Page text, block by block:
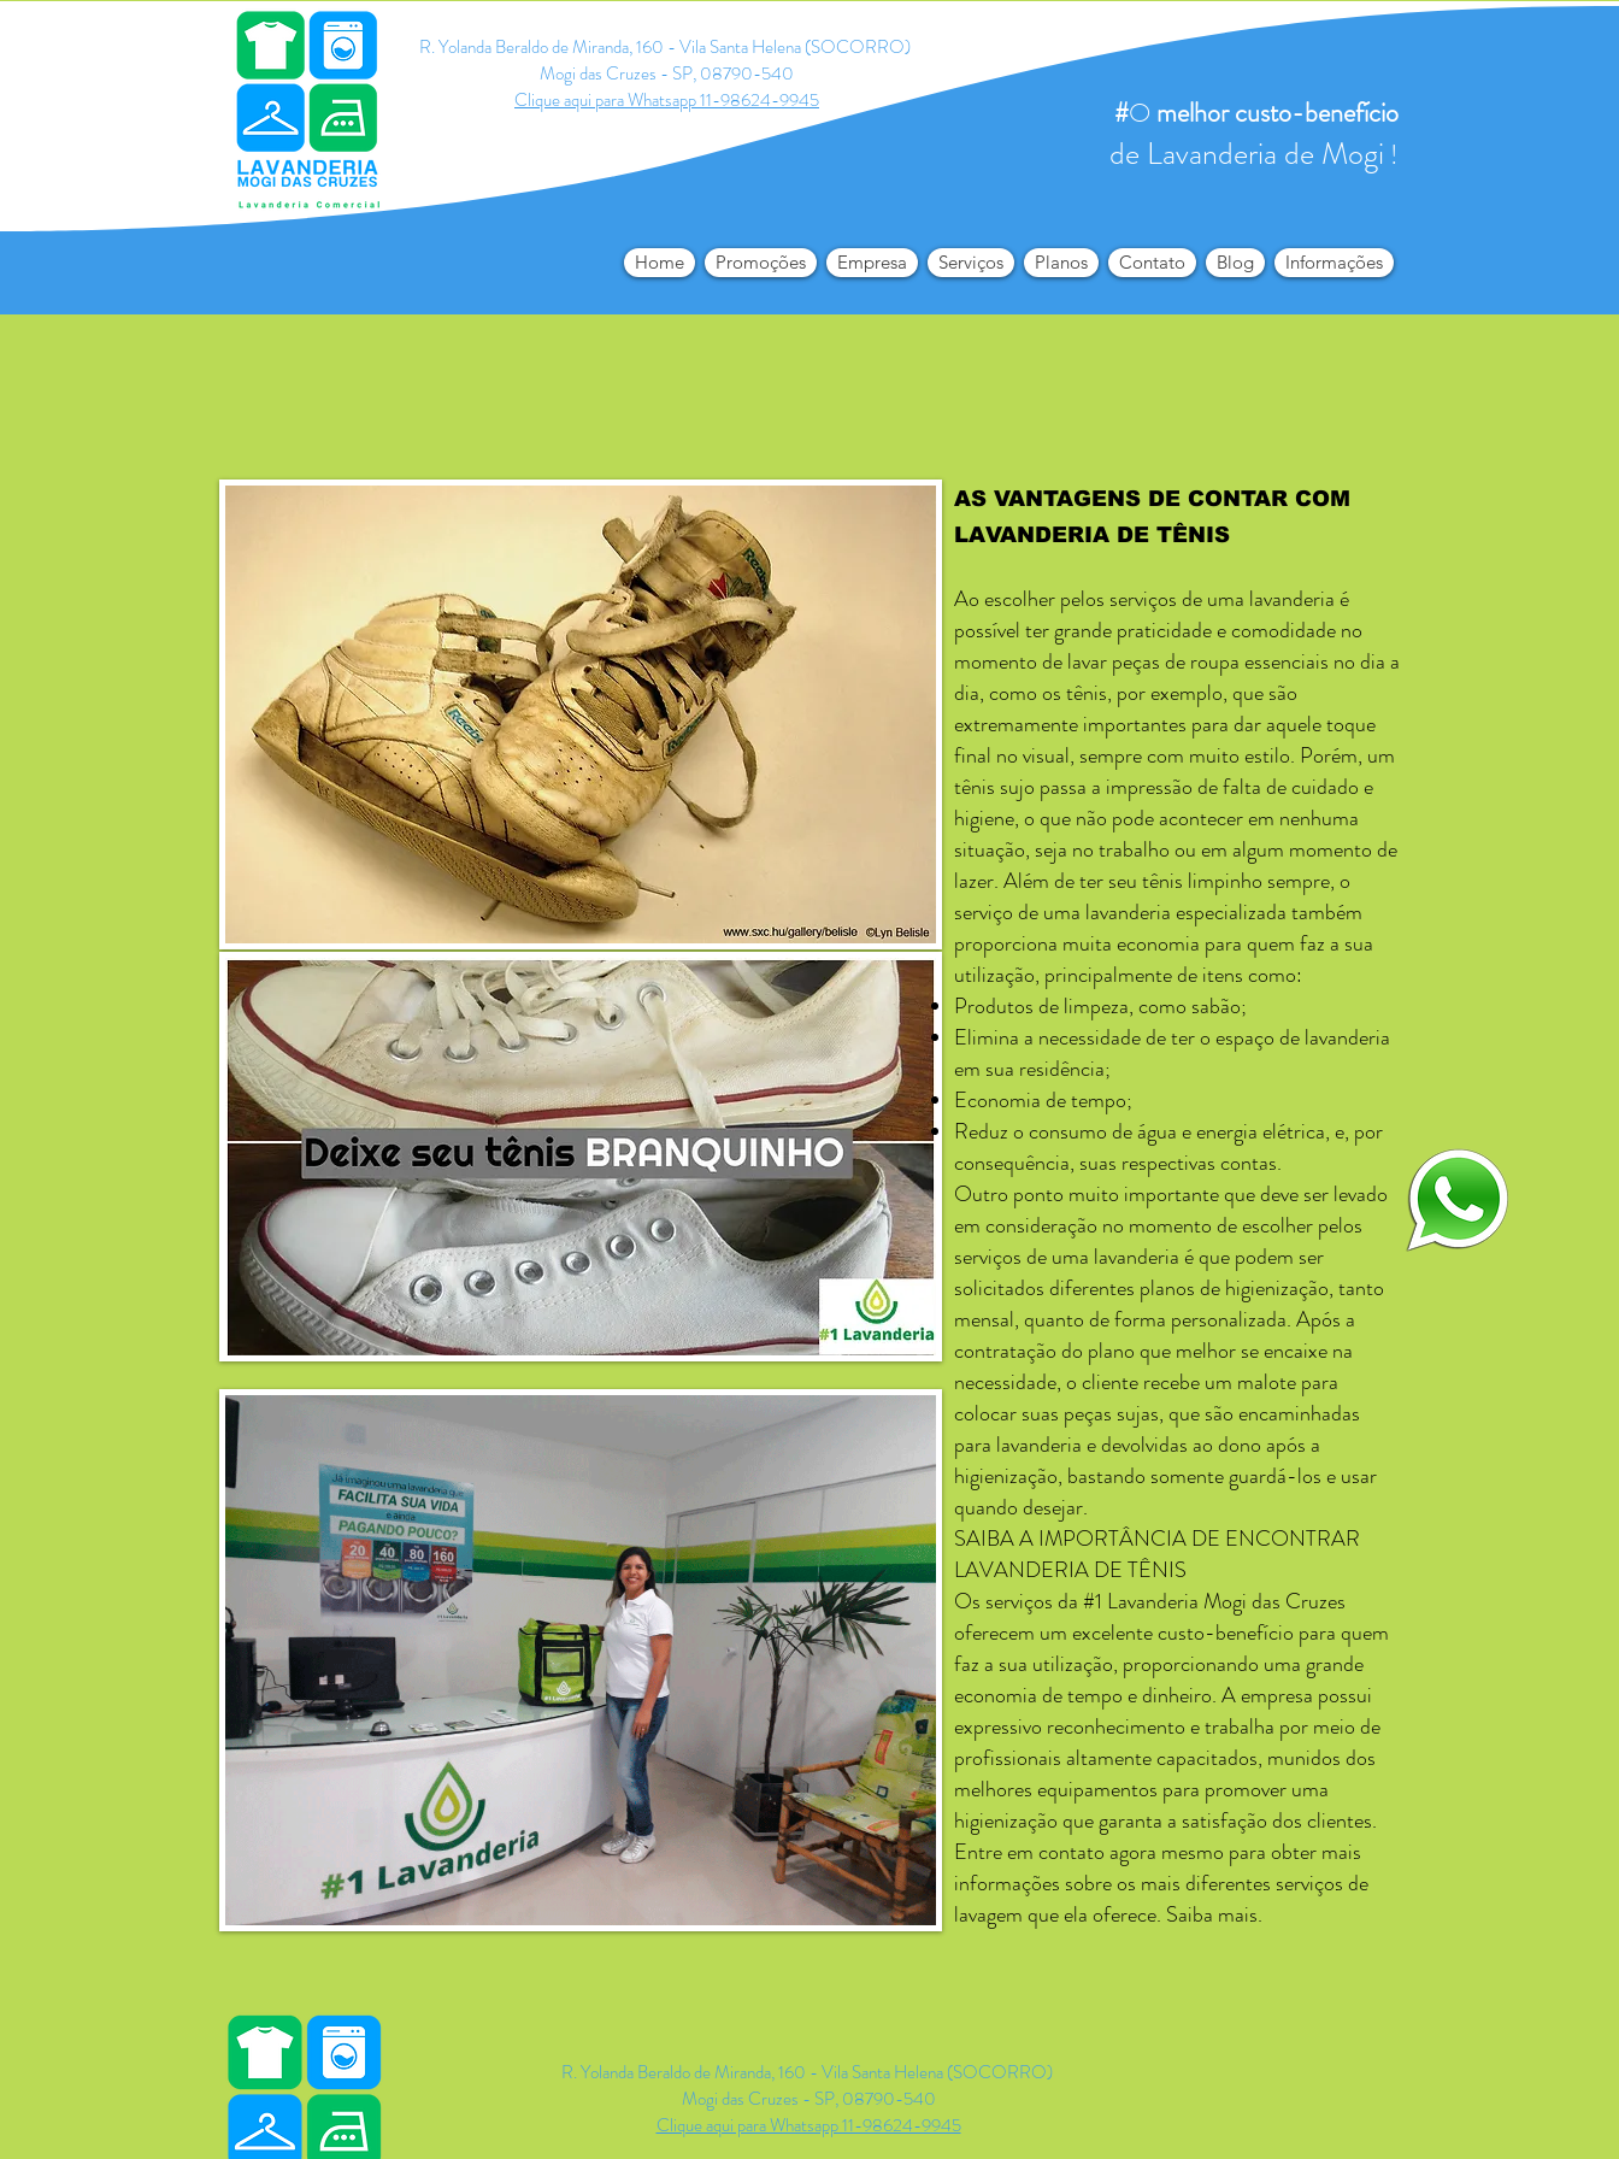
R. Yolanda Beraldo de Miranda, 160 - Vila Santa Helena (SOCORRO)
Mogi das Cruzes - SP, 08790-540
Clique aqui para Whatsapp 11-98624-9945
#O melhorcusto-benefício
de Lavanderia de Mogi !
Home Promoções Empresa Serviços Planos Contato Blog Informações
AS VANTAGENS DE CONTAR COM
LAVANDERIA DE TÊNIS
Ao escolher pelos serviços de uma lavanderia é
possível ter grande praticidade e comodidade no
momento de lavar peças de roupa essenciais no dia a
dia, como os tênis, por exemplo, que são
extremamente importantes para dar aquele toque
final no visual, sempre com muito estilo. Porém, um
tênis sujo passa a impressão de falta de cuidado e
higiene, o que não pode acontecer em nenhuma
situação, seja no trabalho ou em algum momento de
lazer. Além de ter seu tênis limpinho sempre, o
serviço de uma lavanderia especializada também
proporciona muita economia para quem faz a sua
utilização, principalmente de itens como:
Produtos de limpeza, como sabão;
Elimina a necessidade de ter o espaço de lavanderia
em sua residência;
Economia de tempo;
Reduz o consumo de água e energia elétrica, e, por
consequência, suas respectivas contas.
Outro ponto muito importante que deve ser levado
em consideração no momento de escolher pelos
serviços de uma lavanderia é que podem ser
solicitados diferentes planos de higienização, tanto
mensal, quanto de forma personalizada. Após a
contratação do plano que melhor se encaixe na
necessidade, o cliente recebe um malote para
colocar suas peças sujas, que são encaminhadas
para lavanderia e devolvidas ao dono após a
higienização, bastando somente guardá-los e usar
quando desejar.
SAIBA A IMPORTÂNCIA DE ENCONTRAR
LAVANDERIA DE TÊNIS
Os serviços da #1 Lavanderia Mogi das Cruzes
oferecem um excelente custo-benefício para quem
faz a sua utilização, proporcionando uma grande
economia de tempo e dinheiro. A empresa possui
expressivo reconhecimento e trabalha por meio de
profissionais altamente capacitados, munidos dos
melhores equipamentos para promover uma
higienização que garanta a satisfação dos clientes.
Entre em contato agora mesmo para obter mais
informações sobre os mais diferentes serviços de
lavagem que ela oferece. Saiba mais.
R. Yolanda Beraldo de Miranda, 160 - Vila Santa Helena (SOCORRO)
Mogi das Cruzes - SP, 08790-540
Clique aqui para Whatsapp 11-98624-9945